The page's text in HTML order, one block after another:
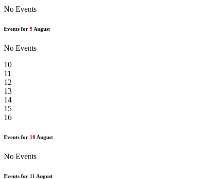
No Events
Events for 9 August
No Events
10
11
12
13
14
15
16
Events for 10 August
No Events
Events for 11 August